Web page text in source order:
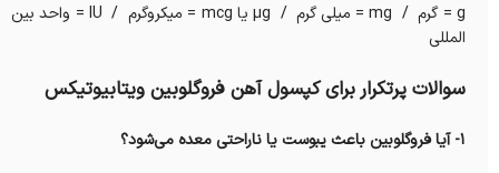
g = گرم / mg = میلی گرم / µg یا mcg = میکروگرم / IU = واحد بین
المللی
سوالات پرتکرار برای کپسول آهن فروگلوبین ویتابیوتیکس
1- آیا فروگلوبین باعث یبوست یا ناراحتی معده می‌شود؟